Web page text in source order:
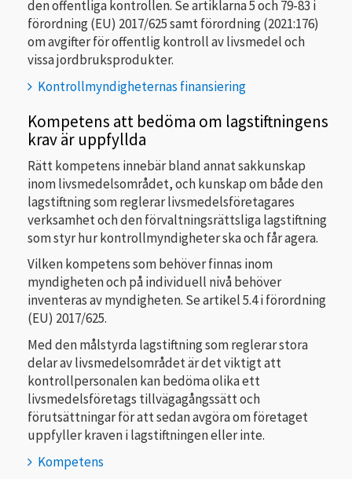
den offentliga kontrollen. Se artiklarna 5 och 79-83 i
förordning (EU) 2017/625 samt förordning (2021:176)
om avgifter för offentlig kontroll av livsmedel och
vissa jordbruksprodukter.
Kontrollmyndigheternas finansiering
Kompetens att bedöma om lagstiftningens
krav är uppfyllda
Rätt kompetens innebär bland annat sakkunskap
inom livsmedelsområdet, och kunskap om både den
lagstiftning som reglerar livsmedelsföretagares
verksamhet och den förvaltningsrättsliga lagstiftning
som styr hur kontrollmyndigheter ska och får agera.
Vilken kompetens som behöver finnas inom
myndigheten och på individuell nivå behöver
inventeras av myndigheten. Se artikel 5.4 i förordning
(EU) 2017/625.
Med den målstyrda lagstiftning som reglerar stora
delar av livsmedelsområdet är det viktigt att
kontrollpersonalen kan bedöma olika ett
livsmedelsföretags tillvägagångssätt och
förutsättningar för att sedan avgöra om företaget
uppfyller kraven i lagstiftningen eller inte.
Kompetens